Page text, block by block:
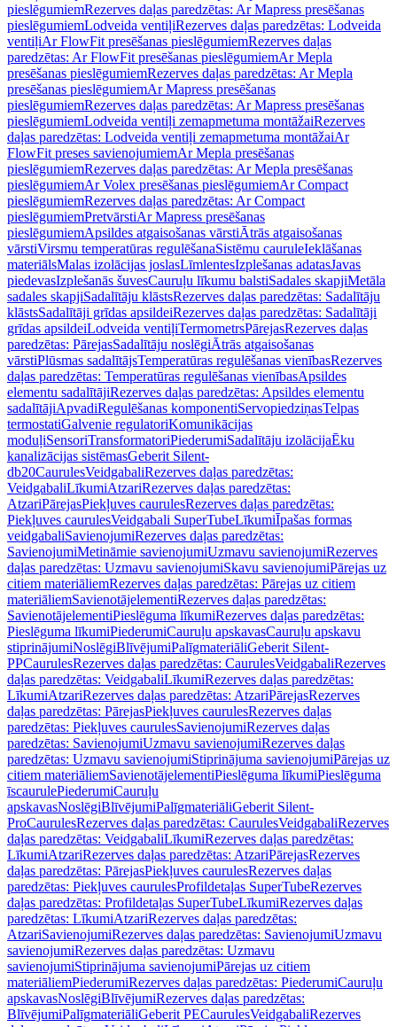
pieslēgumiemRezerves daļas paredzētas: Ar Mapress presēšanas
pieslēgumiemLodveida ventiļiRezerves daļas paredzētas: Lodveida
ventiļiAr FlowFit presēšanas pieslēgumiemRezerves daļas
paredzētas: Ar FlowFit presēšanas pieslēgumiemAr Mepla
presēšanas pieslēgumiemRezerves daļas paredzētas: Ar Mepla
presēšanas pieslēgumiemAr Mapress presēšanas
pieslēgumiemRezerves daļas paredzētas: Ar Mapress presēšanas
pieslēgumiemLodveida ventiļi zemapmetuma montāžaiRezerves
daļas paredzētas: Lodveida ventiļi zemapmetuma montāžaiAr
FlowFit preses savienojumiemAr Mepla presēšanas
pieslēgumiemRezerves daļas paredzētas: Ar Mepla presēšanas
pieslēgumiemAr Volex presēšanas pieslēgumiemAr Compact
pieslēgumiemRezerves daļas paredzētas: Ar Compact
pieslēgumiemPretvārstiAr Mapress presēšanas
pieslēgumiemApsildes atgaisošanas vārstiĀtrās atgaisošanas
vārstiVirsmu temperatūras regulēšanaSistēmu cauruleIeklāšanas
materiālsMalas izolācijas joslasLīmlentesIzplešanas adatasJavas
piedevasIzplešanās šuvesCauruļu līkumu balstiSadales skapjiMetāla
sadales skapjiSadalītāju klāstsRezerves daļas paredzētas: Sadalītāju
klāstsSadalītāji grīdas apsildeiRezerves daļas paredzētas: Sadalītāji
grīdas apsildeiLodveida ventiļiTermometrsPārejasRezerves daļas
paredzētas: PārejasSadalītāju noslēgiĀtrās atgaisošanas
vārstiPlūsmas sadalītājsTemperatūras regulēšanas vienībasRezerves
daļas paredzētas: Temperatūras regulēšanas vienībasApsildes
elementu sadalītājiRezerves daļas paredzētas: Apsildes elementu
sadalītājiApvadiRegulēšanas komponentiServopiedziņasTelpas
termostatiGalvenie regulatoriKomunikācijas
moduļiSensoriTransformatoriPiederumiSadalītāju izolācijaĒku
kanalizācijas sistēmasGeberit Silent-
db20CaurulesVeidgabaliRezerves daļas paredzētas:
VeidgabaliLīkumiAtzariRezerves daļas paredzētas:
AtzariPārejasPiekļuves caurulesRezerves daļas paredzētas:
Piekļuves caurulesVeidgabali SuperTubeLīkumiĪpašas formas
veidgabaliSavienojumiRezerves daļas paredzētas:
SavienojumiMetināmie savienojumiUzmavu savienojumiRezerves
daļas paredzētas: Uzmavu savienojumiSkavu savienojumiPārejas uz
citiem materiāliemRezerves daļas paredzētas: Pārejas uz citiem
materiāliemSavienotājelementiRezerves daļas paredzētas:
SavienotājelementiPieslēguma līkumiRezerves daļas paredzētas:
Pieslēguma līkumiPiederumiCauruļu apskavasCauruļu apskavu
stiprinājumiNoslēgiBlīvējumiPalīgmateriāliGeberit Silent-
PPCaurulesRezerves daļas paredzētas: CaurulesVeidgabaliRezerves
daļas paredzētas: VeidgabaliLīkumiRezerves daļas paredzētas:
LīkumiAtzariRezerves daļas paredzētas: AtzariPārejasRezerves
daļas paredzētas: PārejasPiekļuves caurulesRezerves daļas
paredzētas: Piekļuves caurulesSavienojumiRezerves daļas
paredzētas: SavienojumiUzmavu savienojumiRezerves daļas
paredzētas: Uzmavu savienojumiStiprinājuma savienojumiPārejas uz
citiem materiāliemSavienotājelementiPieslēguma līkumiPieslēguma
īscaurulePiederumiCauruļu
apskavasNoslēgiBlīvējumiPalīgmateriāliGeberit Silent-
ProCaurulesRezerves daļas paredzētas: CaurulesVeidgabaliRezerves
daļas paredzētas: VeidgabaliLīkumiRezerves daļas paredzētas:
LīkumiAtzariRezerves daļas paredzētas: AtzariPārejasRezerves
daļas paredzētas: PārejasPiekļuves caurulesRezerves daļas
paredzētas: Piekļuves caurulesProfildetaļas SuperTubeRezerves
daļas paredzētas: Profildetaļas SuperTubeLīkumiRezerves daļas
paredzētas: LīkumiAtzariRezerves daļas paredzētas:
AtzariSavienojumiRezerves daļas paredzētas: SavienojumiUzmavu
savienojumiRezerves daļas paredzētas: Uzmavu
savienojumiStiprinājuma savienojumiPārejas uz citiem
materiāliemPiederumiRezerves daļas paredzētas: PiederumiCauruļu
apskavasNoslēgiBlīvējumiRezerves daļas paredzētas:
BlīvējumiPalīgmateriāliGeberit PECaurulesVeidgabaliRezerves